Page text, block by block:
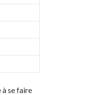
à se faire